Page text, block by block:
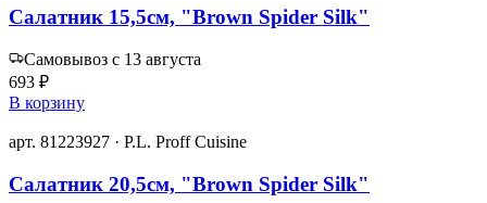
Салатник 15,5см, "Brown Spider Silk"
Самовывоз с 13 августа
693 ₽
В корзину
арт. 81223927 · P.L. Proff Cuisine
Салатник 20,5см, "Brown Spider Silk"